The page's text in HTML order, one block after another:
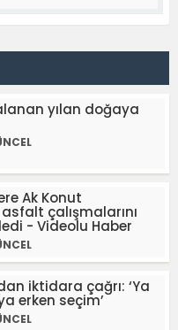
yılan doğaya
Ak Konut
çalışmalarını
- Videolu Haber
iktidara çağrı: ‘Ya
erken seçim’